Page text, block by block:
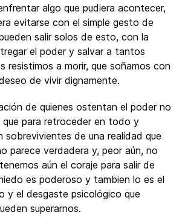
algo que pudiera acontecer,
evitarse con el simple gesto de
salir solos de esto, con la
el poder y salvar a tantos
resistimos a morir, que soñamos con
de vivir dignamente.
de quienes ostentan el poder no
que para retroceder en todo y
sobrevivientes de una realidad que
parece verdadera y, peor aún, no
aún el coraje para salir de
es poderoso y tambien lo es el
y el desgaste psicológico que
superarnos.